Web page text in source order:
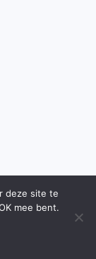
deze site te
mee bent.